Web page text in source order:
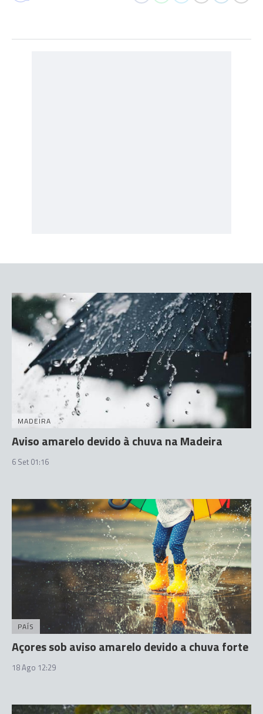
MADEIRA
Aviso amarelo devido à chuva na Madeira
6 Set 01:16
PAÍS
Açores sob aviso amarelo devido a chuva forte
18 Ago 12:29